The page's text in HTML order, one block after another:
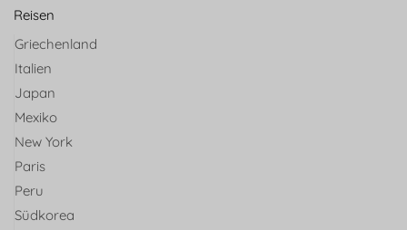
Reisen
Griechenland
Italien
Japan
Mexiko
New York
Paris
Peru
Südkorea